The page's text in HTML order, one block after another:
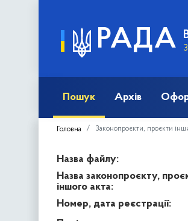
РАДА
Пошук Архів
Головна Законопроєкти, проєкти
Назва файлу:
Назва законопроєкту,
іншого акта:
Номер, дата реєстрації: